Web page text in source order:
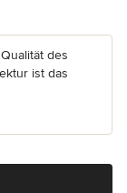
des
ist das